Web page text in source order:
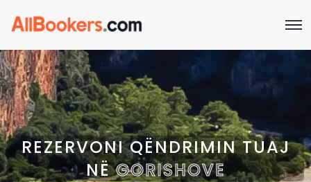
REZERVONI QËNDRIMIN TUAJ
NËGORISHOVE